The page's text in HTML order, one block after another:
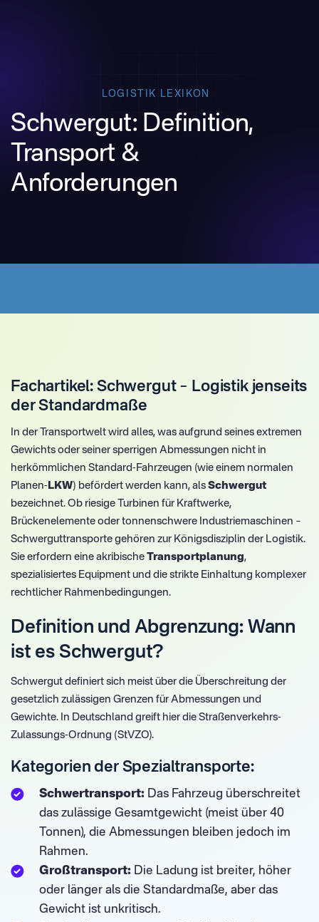
LOGISTIK LEXIKON
Schwergut: Definition,
Transport &
Anforderungen
Fachartikel: Schwergut – Logistik jenseits
der Standardmaße
In der Transportwelt wird alles, was aufgrund seines extremen
Gewichts oder seiner sperrigen Abmessungen nicht in
herkömmlichen Standard-Fahrzeugen (wie einem normalen
Planen- LKW) befördert werden kann, als Schwergut
bezeichnet. Ob riesige Turbinen für Kraftwerke,
Brückenelemente oder tonnenschwere Industriemaschinen –
Schwerguttransporte gehören zur Königsdisziplin der Logistik.
Sie erfordern eine akribische Transportplanung,
spezialisiertes Equipment und die strikte Einhaltung komplexer
rechtlicher Rahmenbedingungen.
Definition und Abgrenzung: Wann
ist es Schwergut?
Schwergut definiert sich meist über die Überschreitung der
gesetzlich zulässigen Grenzen für Abmessungen und
Gewichte. In Deutschland greift hier die Straßenverkehrs-
Zulassungs-Ordnung (StVZO).
Kategorien der Spezialtransporte:
Schwertransport: Das Fahrzeug überschreitet
das zulässige Gesamtgewicht (meist über 40
Tonnen), die Abmessungen bleiben jedoch im
Rahmen.
Großtransport: Die Ladung ist breiter, höher
oder länger als die Standardmaße, aber das
Gewicht ist unkritisch.